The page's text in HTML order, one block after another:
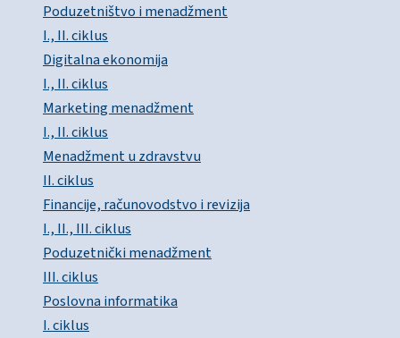
Poduzetništvo i menadžment
I., II. ciklus
Digitalna ekonomija
I., II. ciklus
Marketing menadžment
I., II. ciklus
Menadžment u zdravstvu
II. ciklus
Financije, računovodstvo i revizija
I., II., III. ciklus
Poduzetnički menadžment
III. ciklus
Poslovna informatika
I. ciklus